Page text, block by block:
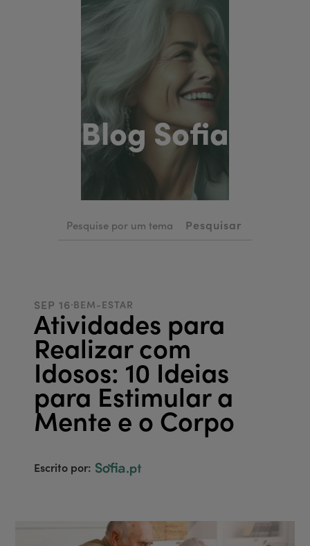
Blog Sofia
SEP 16.BEM-ESTAR
Atividades para
Realizar com
Idosos: 10 Ideias
para Estimular a
Mente e o Corpo
Escrito por: